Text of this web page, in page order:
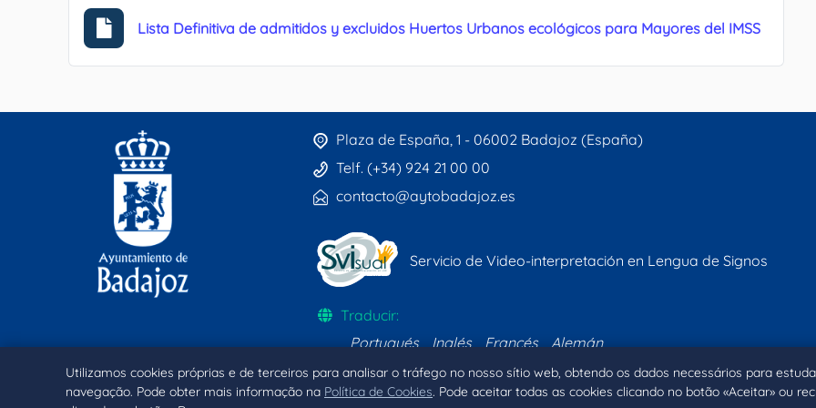
Utilizamos cookies próprias e de terceiros para analisar o tráfego no nosso sítio web, obtendo os dados necessários para
navegação. Pode obter mais informação na Política de Cookies. Pode aceitar todas as cookies clicando no botão «Aceitar» ou
Lista Definitiva de admitidos y excluidos Huertos Urbanos ecológicos para Mayores del IMSS
Plaza de España, 1 - 06002 Badajoz (España)
Telf. (+34) 924 21 00 00
contacto@aytobadajoz.es
Servicio de Video-interpretación en Lengua de Signos
Traducir:
Portugués
Inglés Francés Alemán